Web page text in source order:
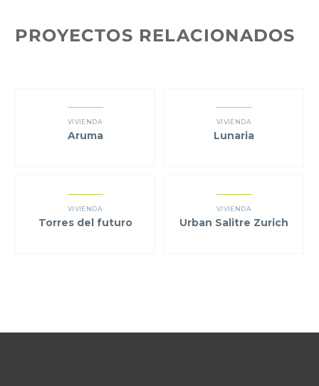
PROYECTOS RELACIONADOS
VIVIENDA
Aruma
VIVIENDA
Lunaria
VIVIENDA
Torres del futuro
VIVIENDA
Urban Salitre Zurich